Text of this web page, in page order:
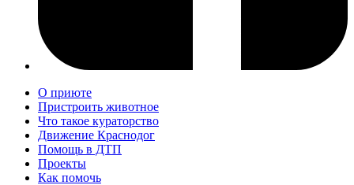
О приюте
Пристроить животное
Что такое кураторство
Движение Краснодог
Помощь в ДТП
Проекты
Как помочь